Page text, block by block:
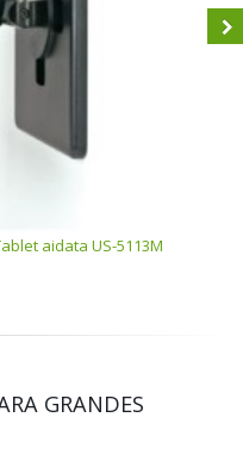
aidata US-5113M
GRANDES